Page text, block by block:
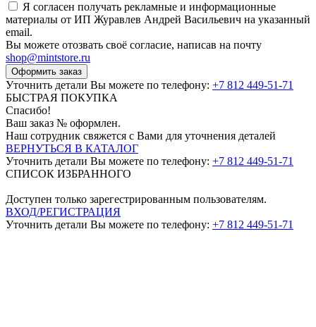
Я согласен получать рекламные и информационные
материалы от ИП Журавлев Андрей Васильевич на указанный
email.
Вы можете отозвать своё согласие, написав на почту
shop@mintstore.ru
Оформить заказ
Уточнить детали Вы можете по телефону: +7 812 449-51-71
БЫСТРАЯ ПОКУПКА
Спасибо!
Ваш заказ № оформлен.
Наш сотрудник свяжется с Вами для уточнения деталей
ВЕРНУТЬСЯ В КАТАЛОГ
Уточнить детали Вы можете по телефону: +7 812 449-51-71
СПИСОК ИЗБРАННОГО
Доступен только зарегестрированным пользователям.
ВХОД/РЕГИСТРАЦИЯ
Уточнить детали Вы можете по телефону: +7 812 449-51-71